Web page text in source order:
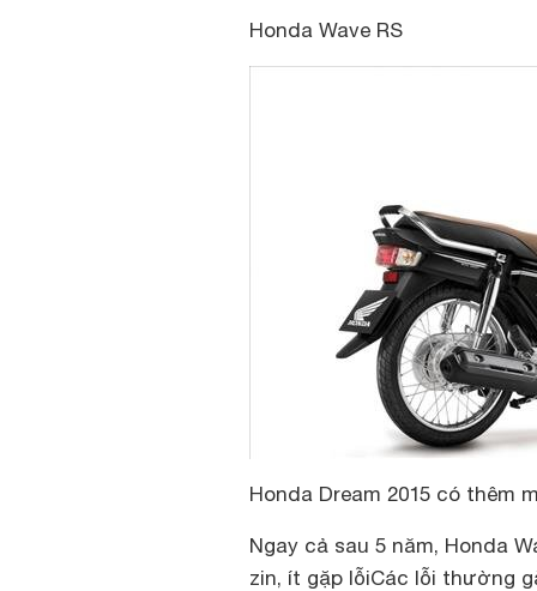
Honda Wave RS
Honda Dream 2015 có thêm
Ngay cả sau 5 năm, Honda
zin, ít gặp lỗiCác lỗi thường